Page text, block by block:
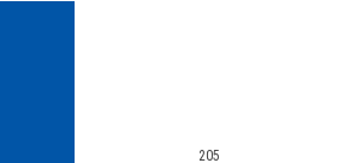
205